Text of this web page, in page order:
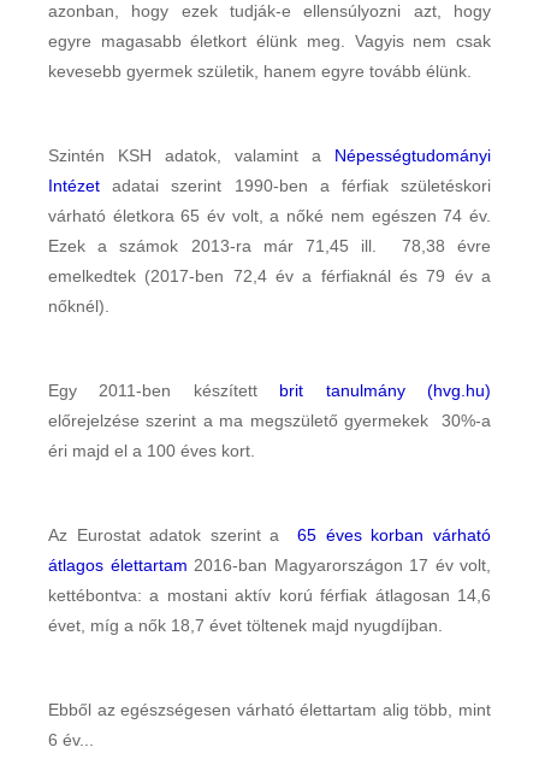
azonban, hogy ezek tudják-e ellensúlyozni azt, hogy
egyre magasabb életkort élünk meg. Vagyis nem csak
kevesebb gyermek születik, hanem egyre tovább élünk.
Szintén KSH adatok, valamint a
Népességtudományi
Intézet
adatai szerint 1990-ben a férfiak születéskori
várható életkora 65 év volt, a nőké nem egészen 74 év.
Ezek a számok 2013-ra már 71,45 ill. 78,38 évre
emelkedtek (2017-ben 72,4 év a férfiaknál és 79 év a
nőknél).
Egy 2011-ben készített brit tanulmány (hvg.hu)
előrejelzése szerint a ma megszülető gyermekek 30%-a
éri majd el a 100 éves kort.
Az Eurostat adatok szerint a
65 éves korban várható
átlagos élettartam 2016-ban Magyarországon 17 év volt,
kettébontva: a mostani aktív korú férfiak átlagosan 14,6
évet, míg a nők 18,7 évet töltenek majd nyugdíjban.
Ebből az egészségesen várható élettartam alig több, mint
6 év...